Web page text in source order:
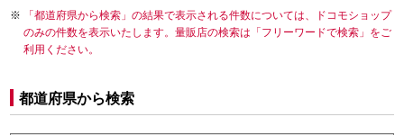
「都道府県から検索」の結果で表示される件数については、ドコモショップ
のみの件数を表示いたします。量販店の検索は「フリーワードで検索」をご
利用ください。
都道府県から検索